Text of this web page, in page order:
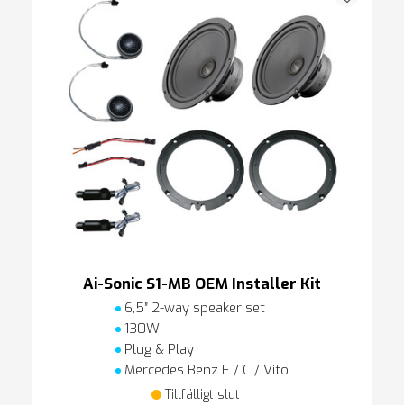
Ai-Sonic S1-MB OEM Installer Kit
6,5″ 2-way speaker set
130W
Plug & Play
Mercedes Benz E / C / Vito
Tillfälligt slut